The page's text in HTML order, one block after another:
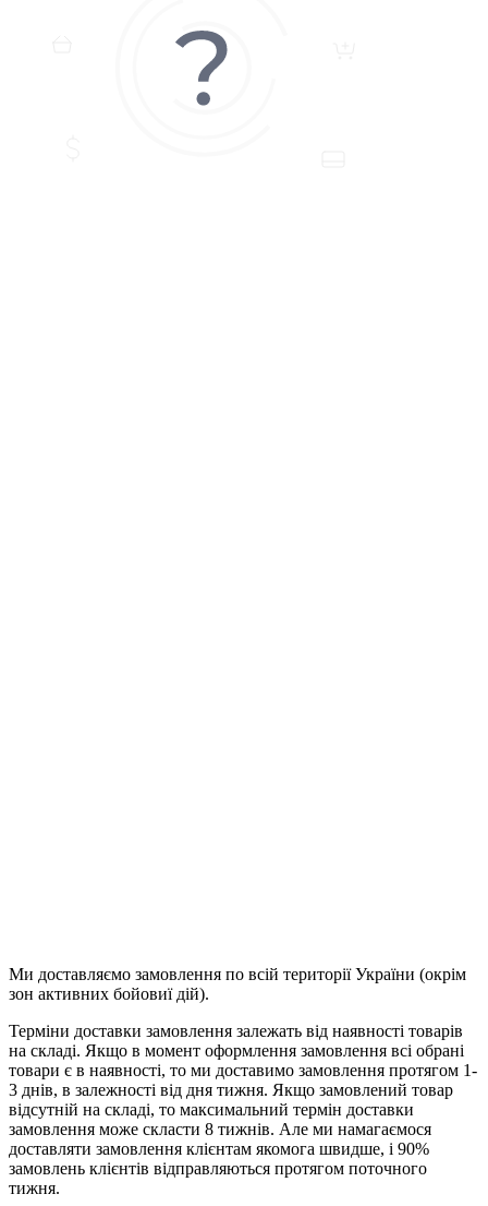
Ми доставляємо замовлення по всій території України (окрім
зон активних бойовиї дій).
Терміни доставки замовлення залежать від наявності товарів
на складі. Якщо в момент оформлення замовлення всі обрані
товари є в наявності, то ми доставимо замовлення протягом 1-
3 днів, в залежності від дня тижня. Якщо замовлений товар
відсутній на складі, то максимальний термін доставки
замовлення може скласти 8 тижнів. Але ми намагаємося
доставляти замовлення клієнтам якомога швидше, і 90%
замовлень клієнтів відправляються протягом поточного
тижня.